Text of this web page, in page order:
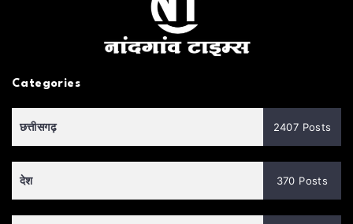
Categories
छत्तीसगढ़ 2407 Posts
देश 370 Posts